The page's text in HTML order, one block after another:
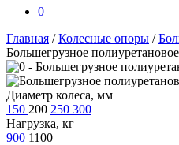
0
Главная /Колесные опоры /
Большегрузное
Диаметр колеса, мм
150 200 250 300
Нагрузка, кг
900 1100